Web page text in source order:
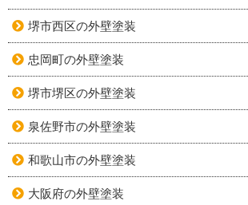
堺市西区の外壁塗装
忠岡町の外壁塗装
堺市堺区の外壁塗装
泉佐野市の外壁塗装
和歌山市の外壁塗装
大阪府の外壁塗装